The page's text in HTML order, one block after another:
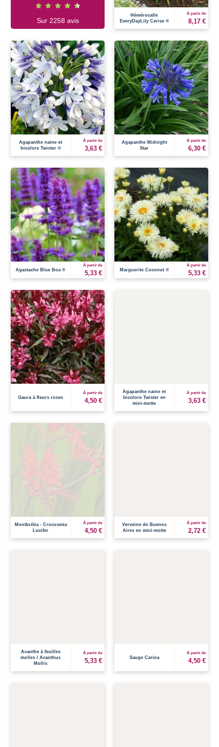
Sur 2258 avis
Hémérocalle
EveryDayLily Cerise ®
À partir de
8,17 €
Agapanthe naine et
bicolore Twister ®
À partir de
3,63 €
Agapanthe Midnight
Star
À partir de
6,30 €
Agastache Blue Boa ®
À partir de
5,33 € Marguerite Coconut ®
À partir de
5,33 €
Gaura à fleurs roses
À partir de
4,50 €
Agapanthe naine et
bicolore Twister en
mini-motte
À partir de
3,63 €
Montbrétia - Crocosmia
Lucifer
À partir de
4,50 €
Verveine de Buenos
Aires en mini-motte
À partir de
2,72 €
Acanthe à feuilles
molles / Acanthus
Mollis
À partir de
5,33 € Sauge Carina
À partir de
4,50 €